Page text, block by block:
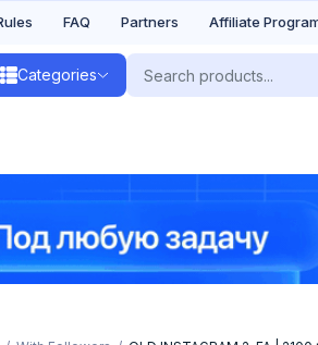
FAQ Partners Affiliate
Categories